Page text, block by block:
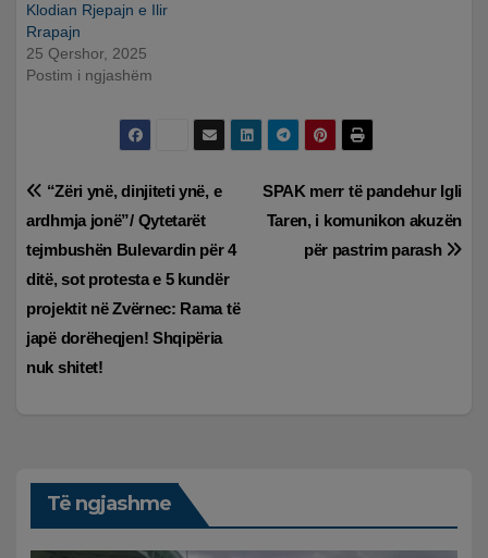
Klodian Rjepajn e Ilir
Rrapajn
25 Qershor, 2025
Postim i ngjashëm
Lëvizje
te
postimet
SPAK merr të pandehur Igli
Taren, i komunikon akuzën
për pastrim parash
“Zëri ynë, dinjiteti ynë, e
ardhmja jonë”/ Qytetarët
tejmbushën Bulevardin për 4
ditë, sot protesta e 5 kundër
projektit në Zvërnec: Rama të
japë dorëheqjen! Shqipëria
nuk shitet!
Të ngjashme